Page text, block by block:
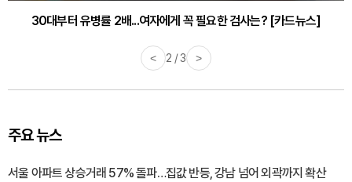
30대부터 유병률 2배...여자에게 꼭 필요한 검사는? [카드뉴스]
감기·독감 예방하고 면역력 높이는 4가지 영양제 [카드뉴스]
< 2 / 3 >
주요 뉴스
서울 아파트 상승거래 57% 돌파…집값 반등, 강남 넘어 외곽까지 확산